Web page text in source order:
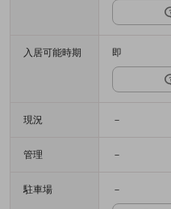
入居可能時期 即
現況 －
管理 －
駐車場 －